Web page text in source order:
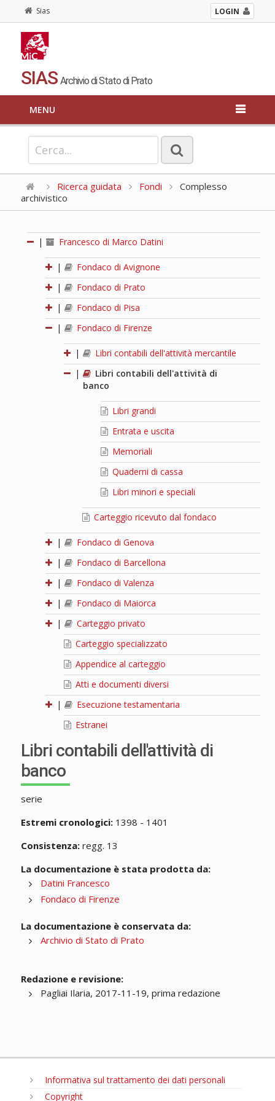
Sias LOGIN
SIAS Archivio di Stato di Prato
MENU
Ricerca guidata Fondi
Complesso
archivistico
| Francesco di Marco Datini
|
Fondaco di Avignone
|
Fondaco di Prato
|
Fondaco di Pisa
|
Fondaco di Firenze
|
Libri contabili dell'attività mercantile
|
Libri contabili dell'attività di
banco
Libri grandi
Entrata e uscita
Memoriali
Quaderni di cassa
Libri minori e speciali
Carteggio ricevuto dal fondaco
|
Fondaco di Genova
|
Fondaco di Barcellona
|
Fondaco di Valenza
|
Fondaco di Maiorca
|
Carteggio privato
Carteggio specializzato
Appendice al carteggio
Atti e documenti diversi
|
Esecuzione testamentaria
Estranei
Libri contabili dell'attività di
banco
serie
Estremi cronologici:1398 - 1401
Consistenza:regg. 13
La documentazione è stata prodotta da:
Datini Francesco
Fondaco di Firenze
La documentazione è conservata da:
Archivio di Stato di Prato
Redazione e revisione:
Pagliai Ilaria, 2017-11-19, prima redazione
Informativa sul trattamento dei dati personali
Copyright